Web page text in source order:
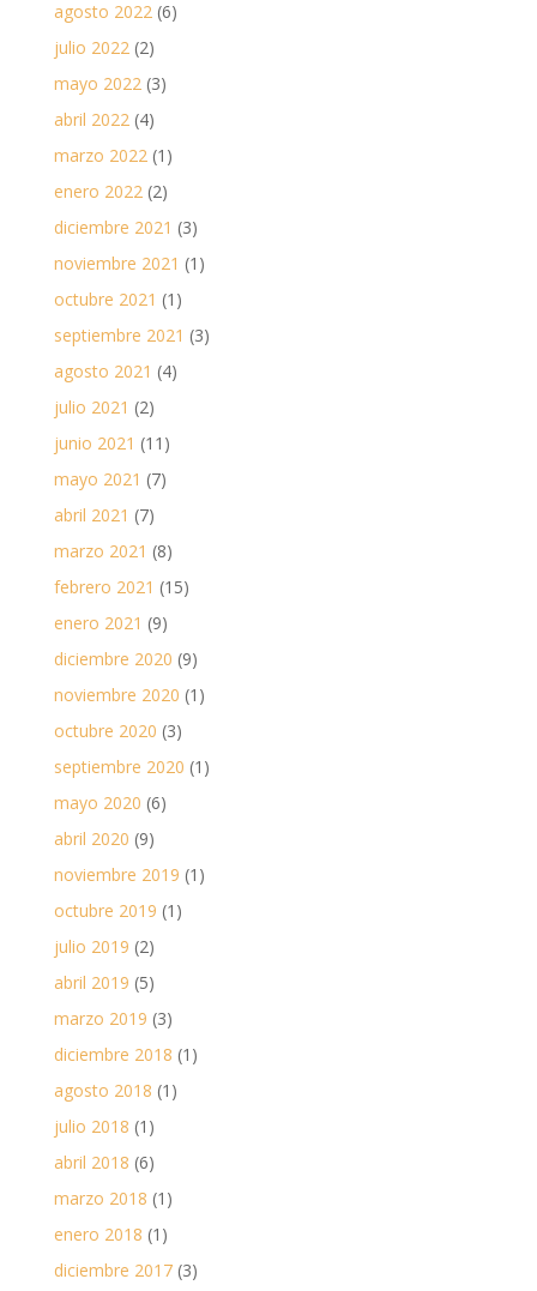
agosto 2022(6)
julio 2022(2)
mayo 2022(3)
abril 2022(4)
marzo 2022(1)
enero 2022(2)
diciembre 2021 (3)
noviembre 2021 (1)
octubre 2021 (1)
septiembre 2021 (3)
agosto 2021 (4)
julio 2021 (2)
junio 2021 (11)
mayo 2021 (7)
abril 2021 (7)
marzo 2021 (8)
febrero 2021 (15)
enero 2021 (9)
diciembre 2020 (9)
noviembre 2020 (1)
octubre 2020 (3)
septiembre 2020 (1)
mayo 2020 (6)
abril 2020 (9)
noviembre 2019 (1)
octubre 2019 (1)
julio 2019 (2)
abril 2019 (5)
marzo 2019 (3)
diciembre 2018 (1)
agosto 2018 (1)
julio 2018 (1)
abril 2018 (6)
marzo 2018 (1)
enero 2018 (1)
diciembre 2017(3)